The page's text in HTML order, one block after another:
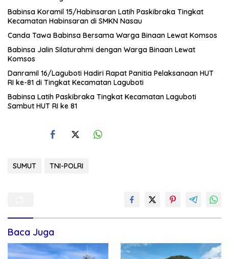
Babinsa Koramil 15/Habinsaran Latih Paskibraka Tingkat
Kecamatan Habinsaran di SMKN Nasau
Canda Tawa Babinsa Bersama Warga Binaan Lewat Komsos
Babinsa Jalin Silaturahmi dengan Warga Binaan Lewat
Komsos
Danramil 16/Laguboti Hadiri Rapat Panitia Pelaksanaan HUT
RI ke-81 di Tingkat Kecamatan Laguboti
Babinsa Latih Paskibraka Tingkat Kecamatan Laguboti
Sambut HUT RI ke 81
SUMUT TNI-POLRI
Baca Juga